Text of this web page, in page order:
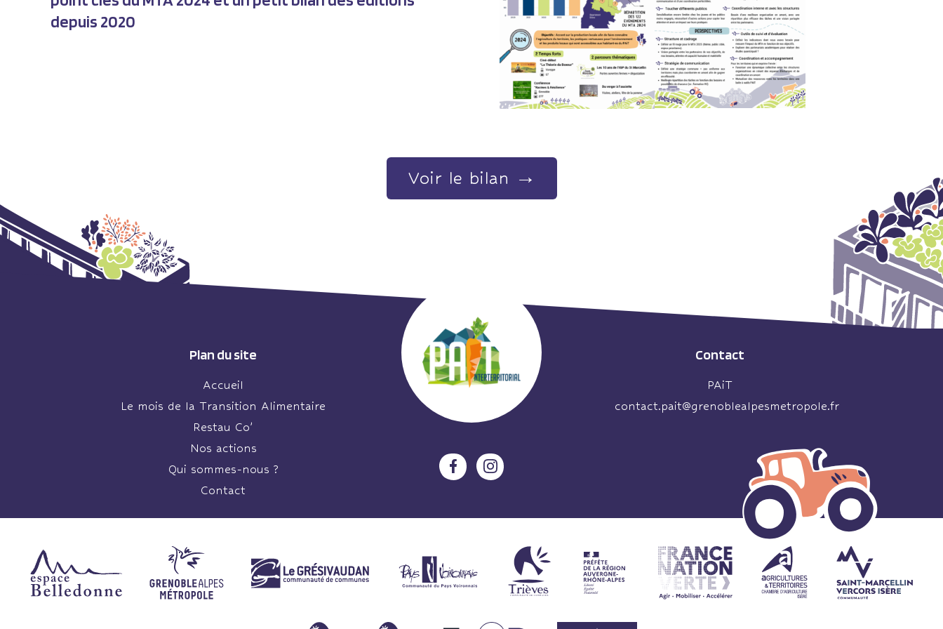
depuis 2020
Voir le bilan →
Plan du site
Accueil
Le mois de la Transition Alimentaire
Restau Co’
Nos actions
Qui sommes-nous ?
Contact
Contact
PAiT
contact.pait@grenoblealpesmetropole.fr